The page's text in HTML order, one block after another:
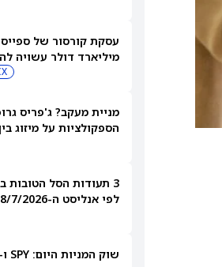
מיליארד דולר עשויה
מניית מעקב? ג'פריס
3 תעודות הסל
לפי אנליסט ה-AI – 8/7/2026